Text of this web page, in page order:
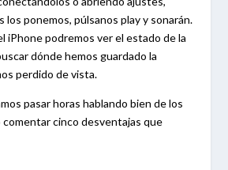
los ponemos, púlsanos play y sonarán.
iPhone podremos ver el estado de la
dónde hemos guardado la
perdido de vista.
pasar horas hablando bien de los
comentar cinco desventajas que